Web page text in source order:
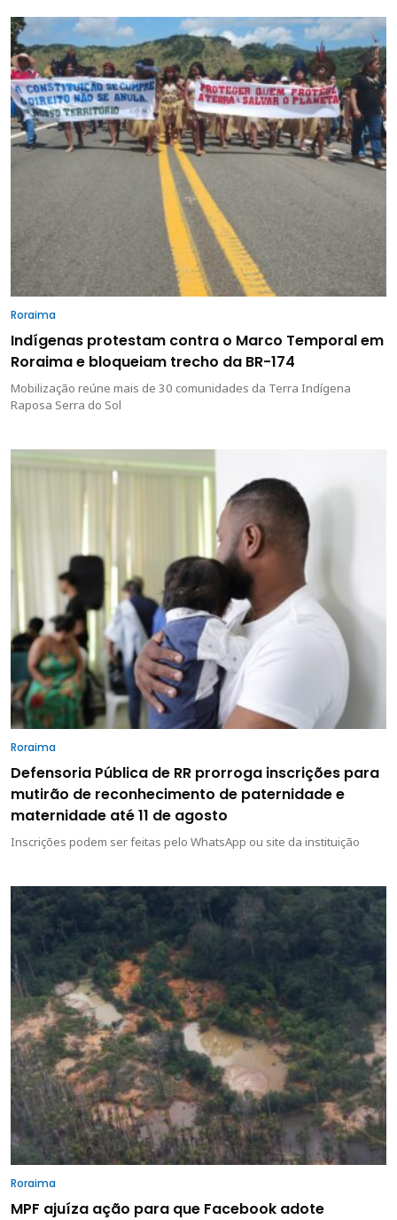
Roraima
Indígenas protestam contra o Marco Temporal em
Roraima e bloqueiam trecho da BR-174
Mobilização reúne mais de 30 comunidades da Terra Indígena
Raposa Serra do Sol
Roraima
Defensoria Pública de RR prorroga inscrições para
mutirão de reconhecimento de paternidade e
maternidade até 11 de agosto
Inscrições podem ser feitas pelo WhatsApp ou site da instituição
Roraima
MPF ajuíza ação para que Facebook adote